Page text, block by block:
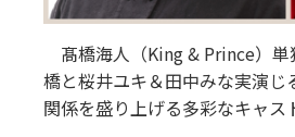
髙橋海人（King & Prince）単
橋と桜井ユキ＆田中みな実演
関係を盛り上げる多彩なキャス